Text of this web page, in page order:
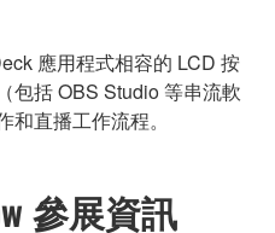
應用程式相容的 LCD 按
包括 OBS Studio 等串流軟
直播工作流程。
參展資訊